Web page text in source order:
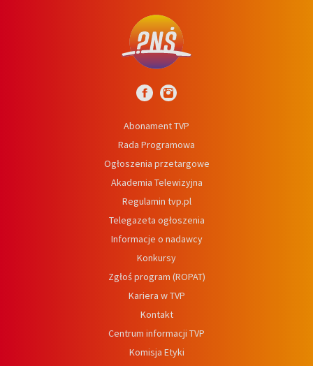
Abonament TVP
Rada Programowa
Ogłoszenia przetargowe
Akademia Telewizyjna
Regulamin tvp.pl
Telegazeta ogłoszenia
Informacje o nadawcy
Konkursy
Zgłoś program (ROPAT)
Kariera w TVP
Kontakt
Centrum informacji TVP
Komisja Etyki